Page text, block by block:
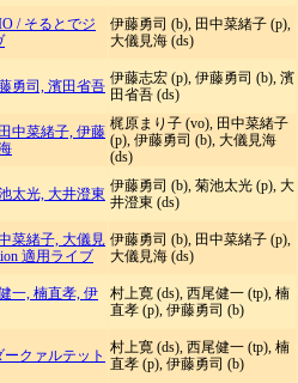
/ そるとでジ
伊藤勇司 (b), 田中菜緒子 (p),
大儀見海 (ds)
勇司, 濱田省吾 伊藤志宏 (p), 伊藤勇司 (b), 濱
田省吾 (ds)
中菜緒子, 伊藤 梶原まり子 (vo), 田中菜緒子
(p), 伊藤勇司 (b), 大儀見海
(ds)
太光, 大井澄東 伊藤勇司 (b), 菊池太光 (p), 大
井澄東 (ds)
菜緒子, 大儀見
適用ライブ
伊藤勇司 (b), 田中菜緒子 (p),
大儀見海 (ds)
一, 楠直孝, 伊
村上寛 (ds), 西尾健一 (tp), 楠
直孝 (p), 伊藤勇司 (b)
クァルテット 村上寛 (ds), 西尾健一 (tp), 楠
直孝 (p), 伊藤勇司 (b)